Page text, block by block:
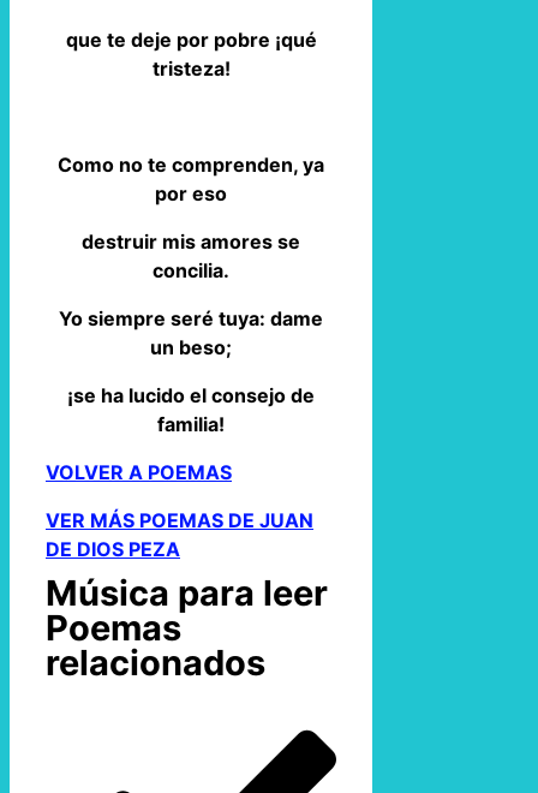
que te deje por pobre ¡qué
tristeza!
Como no te comprenden, ya
por eso
destruir mis amores se
concilia.
Yo siempre seré tuya: dame
un beso;
¡se ha lucido el consejo de
familia!
VOLVER A POEMAS
VER MÁS POEMAS DE JUAN
DE DIOS PEZA
Música para leer
Poemas
relacionados